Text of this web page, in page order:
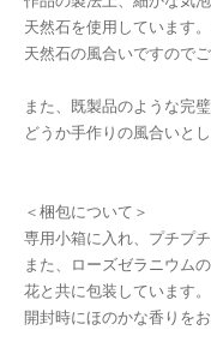
天然石を使用しています
天然石の風合いですのでご
また、既製品のような完
どうか手作りの風合いと
＜梱包について＞
専用小箱に入れ、プチプ
また、ローズゼラニウム
花と共に包装しています。
開封時にほのかな香りを